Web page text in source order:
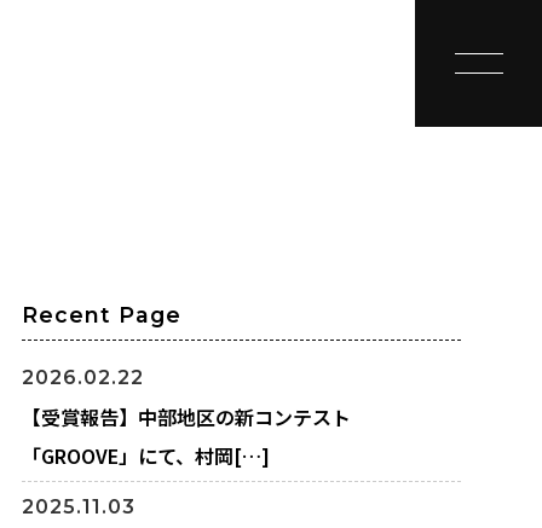
toggle
Recent Page
2026.02.22
【受賞報告】中部地区の新コンテスト
「GROOVE」にて、村岡[…]
2025.11.03